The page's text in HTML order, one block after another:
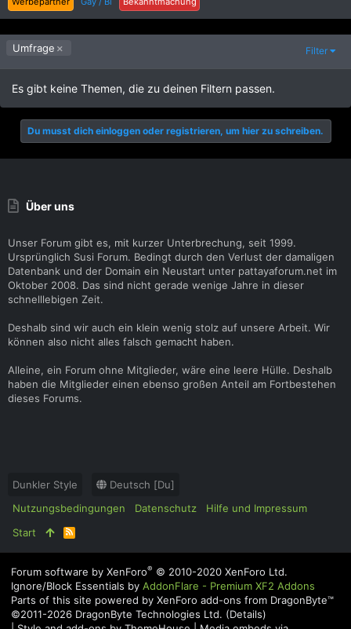
Umfrage Filter
Es gibt keine Themen, die zu deinen Filtern passen.
Du musst dich einloggen oder registrieren, um hier zu schreiben.
Über uns
Unser Forum gibt es, mit kurzer Unterbrechung, seit 1999.
Ursprünglich Susi Forum. Bedingt durch den Verlust der damaligen
Datenbank und der Domain ein Neustart unter pattayaforum.net im
Oktober 2008. Das sind nicht gerade wenige Jahre in dieser
schnelllebigen Zeit.
Deshalb sind wir auch ein klein wenig stolz auf unsere Arbeit. Wir
können also nicht alles falsch gemacht haben.
Alleine, ein Forum ohne Mitglieder, wäre eine leere Hülle. Deshalb
haben die Mitglieder einen ebenso großen Anteil am Fortbestehen
dieses Forums.
Dunkler Style
Deutsch [Du]
Nutzungsbedingungen
Datenschutz
Hilfe und Impressum
Start
R
S
S
Forum software by XenForo® © 2010-2020 XenForo Ltd.
Ignore/Block Essentials by AddonFlare - Premium XF2 Addons
Parts of this site powered by XenForo add-ons from DragonByte™
©2011-2026 DragonByte Technologies Ltd. (Details)